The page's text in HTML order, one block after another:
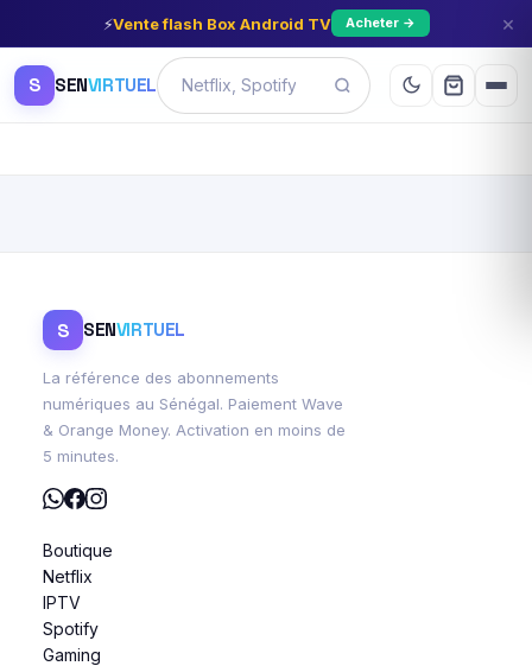
⚡Vente flash Box Android TV Acheter → ×
S SENVIRTUEL
S SENVIRTUEL
La référence des abonnements
numériques au Sénégal. Paiement Wave
& Orange Money. Activation en moins de
5 minutes.
Boutique
Netflix
IPTV
Spotify
Gaming